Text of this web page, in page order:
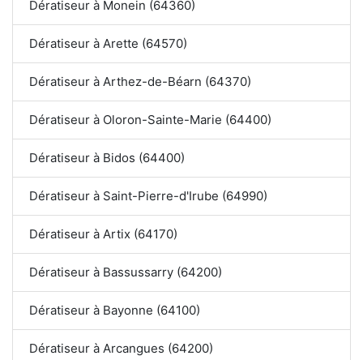
Dératiseur à Monein (64360)
Dératiseur à Arette (64570)
Dératiseur à Arthez-de-Béarn (64370)
Dératiseur à Oloron-Sainte-Marie (64400)
Dératiseur à Bidos (64400)
Dératiseur à Saint-Pierre-d'Irube (64990)
Dératiseur à Artix (64170)
Dératiseur à Bassussarry (64200)
Dératiseur à Bayonne (64100)
Dératiseur à Arcangues (64200)